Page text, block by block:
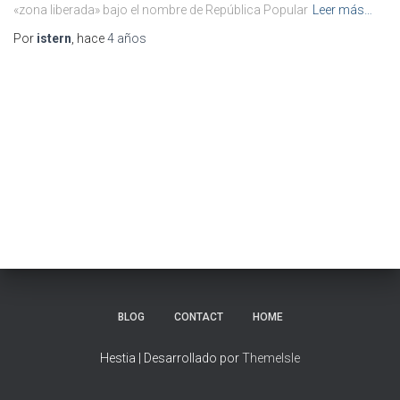
«zona liberada» bajo el nombre de República Popular
Leer más…
Por istern , hace4 años
BLOG CONTACT HOME
Hestia | Desarrollado porThemeIsle